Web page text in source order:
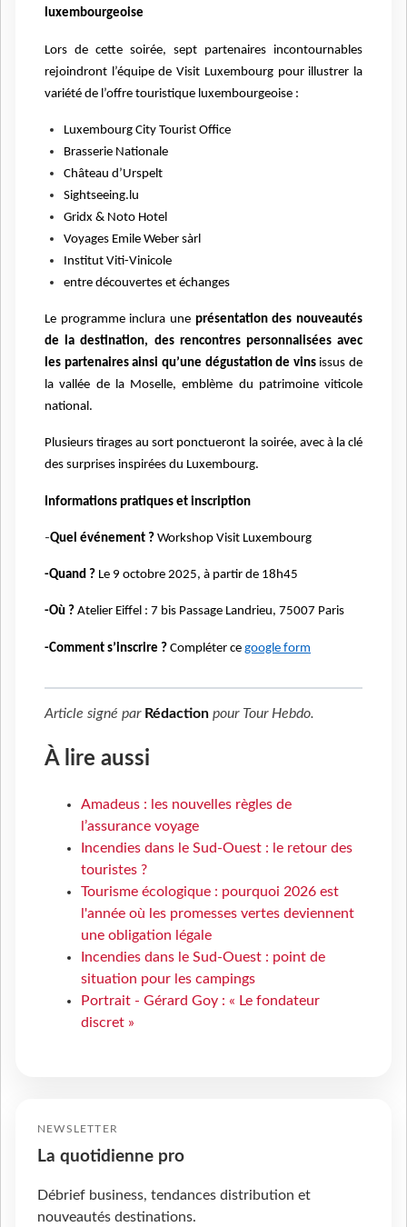
luxembourgeoise
Lors de cette soirée, sept partenaires incontournables
rejoindront l’équipe de Visit Luxembourg pour illustrer la
variété de l’offre touristique luxembourgeoise :
Luxembourg City Tourist Office
Brasserie Nationale
Château d’Urspelt
Sightseeing.lu
Gridx & Noto Hotel
Voyages Emile Weber sàrl
Institut Viti-Vinicole
entre découvertes et échanges
Le programme inclura une présentation des nouveautés
de la destination, des rencontres personnalisées avec
les partenaires ainsi qu’une dégustation de vinsissus de
la vallée de la Moselle, emblème du patrimoine viticole
national.
Plusieurs tirages au sort ponctueront la soirée, avec à la clé
des surprises inspirées du Luxembourg.
Informations pratiques et inscription
-Quel événement ? Workshop Visit Luxembourg
-Quand ? Le 9 octobre 2025, à partir de 18h45
-Où ? Atelier Eiffel : 7 bis Passage Landrieu, 75007 Paris
-Comment s’inscrire ? Compléter ce google form
Article signé par Rédaction pour Tour Hebdo.
À lire aussi
Amadeus : les nouvelles règles de
l’assurance voyage
Incendies dans le Sud-Ouest : le retour des
touristes ?
Tourisme écologique : pourquoi 2026 est
l'année où les promesses vertes deviennent
une obligation légale
Incendies dans le Sud-Ouest : point de
situation pour les campings
Portrait - Gérard Goy : « Le fondateur
discret »
NEWSLETTER
La quotidienne pro
Débrief business, tendances distribution et
nouveautés destinations.